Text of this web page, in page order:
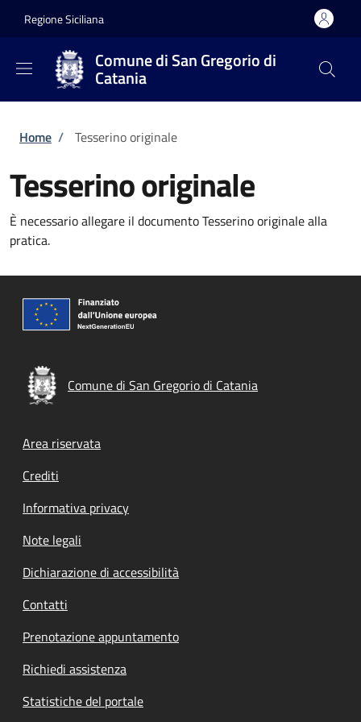
Regione Siciliana
Comune di San Gregorio di
Catania
Briciole di pane
Home / Tesserino originale
Tesserino originale
È necessario allegare il documento Tesserino originale alla
pratica.
Comune di San Gregorio di Catania
Footer menu
Area riservata
Crediti
Informativa privacy
Note legali
Dichiarazione di accessibilità
Contatti
Prenotazione appuntamento
Richiedi assistenza
Statistiche del portale